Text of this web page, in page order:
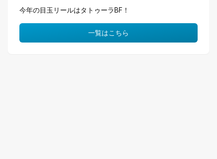
今年の目玉リールはタトゥーラBF！
一覧はこちら